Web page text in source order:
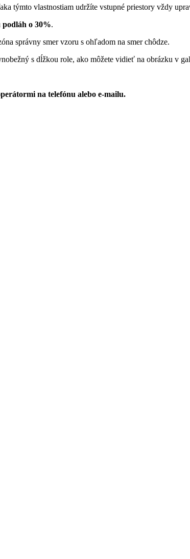
týmto vlastnostiam udržíte vstupné priestory vždy
o 30%.
správny smer vzoru s ohľadom na smer chôdze.
s dĺžkou role, ako môžete vidieť na obrázku v
na telefónu alebo e-mailu.